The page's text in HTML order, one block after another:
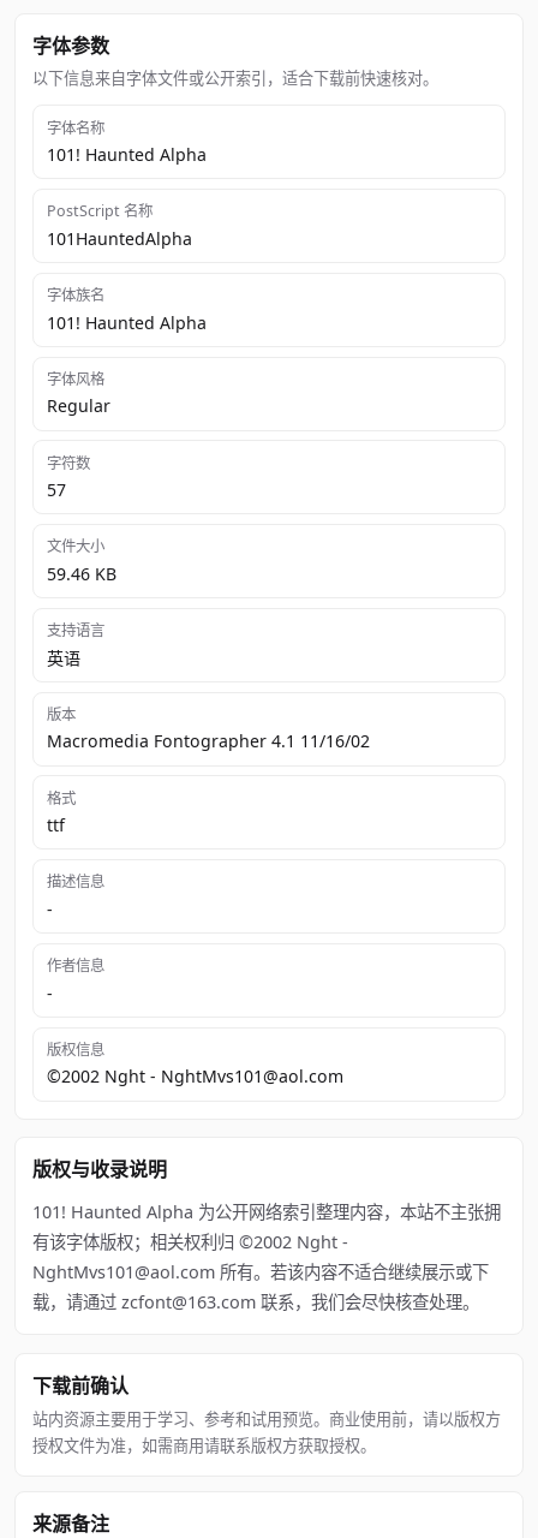
字体参数
以下信息来自字体文件或公开索引，适合下载前快速核对。
字体名称
101! Haunted Alpha
PostScript 名称
101HauntedAlpha
字体族名
101! Haunted Alpha
字体风格
Regular
字符数
57
文件大小
59.46 KB
支持语言
英语
版本
Macromedia Fontographer 4.1 11/16/02
格式
ttf
描述信息
-
作者信息
-
版权信息
©2002 Nght - NghtMvs101@aol.com
版权与收录说明
101! Haunted Alpha 为公开网络索引整理内容，本站不主张拥
有该字体版权；相关权利归 ©2002 Nght -
NghtMvs101@aol.com 所有。若该内容不适合继续展示或下
载，请通过 zcfont@163.com 联系，我们会尽快核查处理。
下载前确认
站内资源主要用于学习、参考和试用预览。商业使用前，请以版权方
授权文件为准，如需商用请联系版权方获取授权。
来源备注